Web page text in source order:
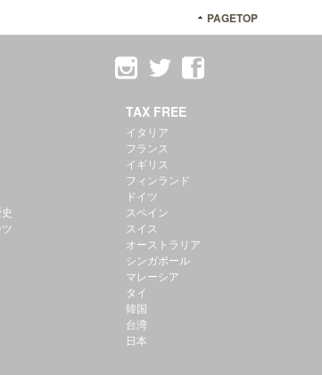
PAGETOP
TAX FREE
イタリア
フランス
イギリス
フィンランド
ドイツ
スペイン
スイス
オーストラリア
シンガポール
マレーシア
タイ
韓国
台湾
日本